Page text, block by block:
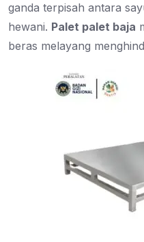
ganda terpisah antara
hewani. Palet palet baja
beras melayang